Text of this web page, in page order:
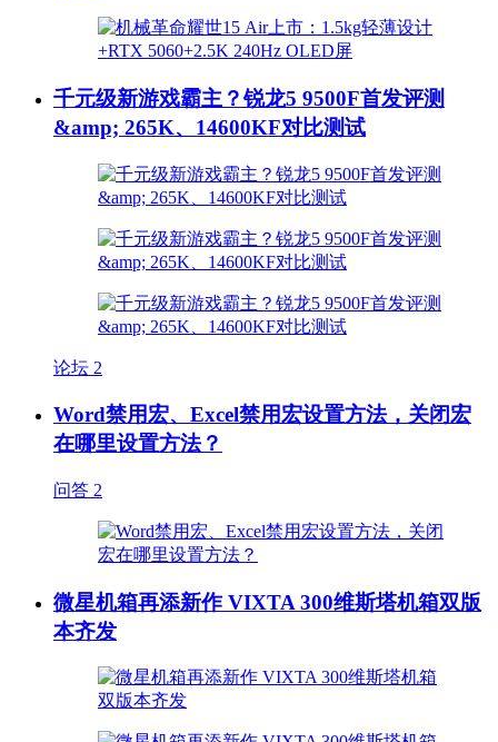
千元级新游戏霸主？锐龙5 9500F首发评测
&amp; 265K、14600KF对比测试
论坛 2
Word禁用宏、Excel禁用宏设置方法，关闭宏
在哪里设置方法？
问答 2
微星机箱再添新作 VIXTA 300维斯塔机箱双版
本齐发